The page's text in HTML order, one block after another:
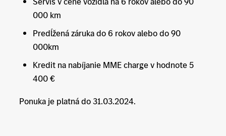
000 km
Predĺžená záruka do 6 rokov alebo do 90
000km
Kredit na nabíjanie MME charge v hodnote 5
400 €
Ponuka je platná do 31.03.2024.